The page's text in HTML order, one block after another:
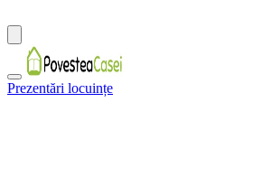
Prezentări locuințe